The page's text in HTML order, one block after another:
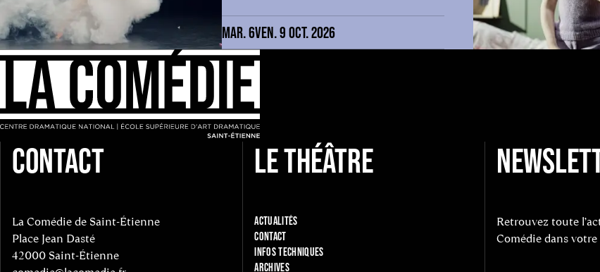
MAR. 6VEN. 9 OCT. 2026
CONTACT
La Comédie de Saint-Étienne
Place Jean Dasté
42000 Saint-Étienne
LE THÉÂTRE
ACTUALITÉS
CONTACT
INFOS TECHNIQUES
ARCHIVES
Retrouvez toute
Comédie dans